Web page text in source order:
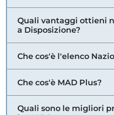
Quali vantaggi ottieni
a Disposizione?
Che cos'è l'elenco
Che cos'è MAD Plus?
Quali sono le migliori